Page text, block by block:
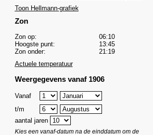
Toon Hellmann-grafiek
Zon
Zon op:
06:10
Hoogste punt:
13:45
Zon onder:
21:19
Actuele temperatuur
Weergegevens vanaf 1906
Vanaf
t/m
aantal jaren
Kies een vanaf-datum na de einddatum om de